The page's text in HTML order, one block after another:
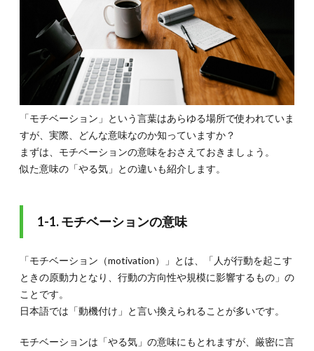
1-2.モ
チベー
ション
とやる
気の違
い
2.モ
チベ
ーシ
ョン
アッ
プの
2-1.外
け〜評
価・昇
給・昇
進など
でやる
上〜
「モチベーション」という言葉はあらゆる場所で使われていま
すが、実際、どんな意味なのか知っていますか？
まずは、モチベーションの意味をおさえておきましょう。
似た意味の「やる気」との違いも紹介します。
1-1. モチベーションの意味
「モチベーション（motivation）」とは、「人が行動を起こす
ときの原動力となり、行動の方向性や規模に影響するもの」の
ことです。
日本語では「動機付け」と言い換えられることが多いです。
モチベーションは「やる気」の意味にもとれますが、厳密に言